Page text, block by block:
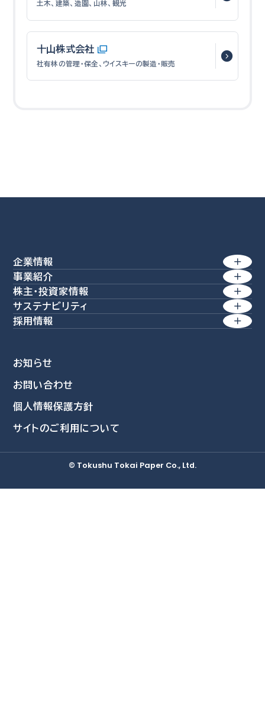
土木、建築、造園、山林、観光
十山株式会社
社有林の管理・保全、ウイスキーの製造・販売
企業情報
トップメッセージ
経営理念 / 行動規範
コーポレート・アイデンティティー
会社概要
沿革
事業所・グループ拠点
事業紹介
製紙事業
産業素材
環境関連事業
資源再活用
株主・投資家情報
経営方針
株式情報
IRライブラリ
個人投資家の皆さまへ
IRカレンダー
IRに関するよくあるご質問
サステナビリティ
方針一覧
ガバナンス
データ集
ESGデータ集
採用情報
社員を知る
新卒採用情報
採用担当者より
募集要項
お知らせ
お問い合わせ
個人情報保護方針
サイトのご利用について
© Tokushu Tokai Paper Co., Ltd.